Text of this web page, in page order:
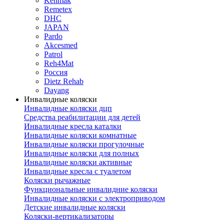
Remetex
DHC
JAPAN
Pardo
Akcesmed
Patrol
Reh4Mat
Россия
Dietz Rehab
Dayang
Инвалидные коляски
Инвалидные коляски дцп
Средства реабилитации для детей
Инвалидные кресла каталки
Инвалидные коляски комнатные
Инвалидные коляски прогулочные
Инвалидные коляски для полных
Инвалидные коляски активные
Инвалидные кресла с туалетом
Коляски рычажные
Функциональные инвалидние коляски
Инвалидные коляски с электроприводом
Детские инвалидные коляски
Коляски-вертикализаторы